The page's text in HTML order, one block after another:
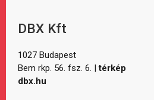
DBX Kft
1027 Budapest
Bem rkp. 56. fsz. 6. |térkép
dbx.hu